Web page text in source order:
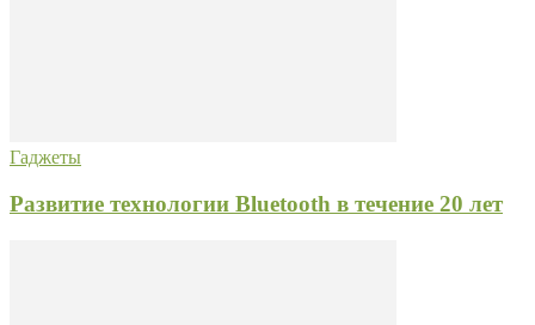
Гаджеты
Развитие технологии Bluetooth в течение 20 лет